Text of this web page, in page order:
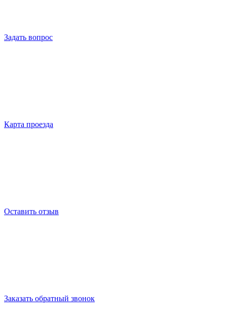
Задать вопрос
Карта проезда
Оставить отзыв
Заказать обратный звонок